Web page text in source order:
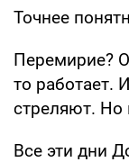
Точнее
Перемирие?
то работает.
стреляют. Но
Все эти дни